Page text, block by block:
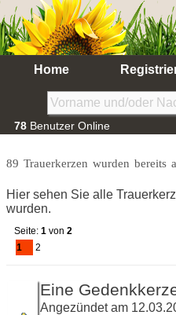
Home
78 Benutzer Online
89 Trauerkerzen wurden bereits
Hier sehen Sie alle
wurden.
Seite: 1 von 2
1
2
Eine
Angezündet am